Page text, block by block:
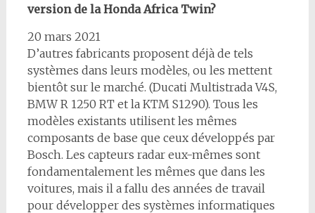
version de la Honda Africa Twin?
20 mars 2021
D’autres fabricants proposent déjà de tels
systèmes dans leurs modèles, ou les mettent
bientôt sur le marché. (Ducati Multistrada V4S,
BMW R 1250 RT et la KTM S1290). Tous les
modèles existants utilisent les mêmes
composants de base que ceux développés par
Bosch. Les capteurs radar eux-mêmes sont
fondamentalement les mêmes que dans les
voitures, mais il a fallu des années de travail
pour développer des systèmes informatiques